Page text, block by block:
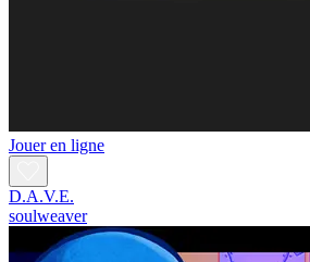
Jouer en ligne
D.A.V.E.
soulweaver